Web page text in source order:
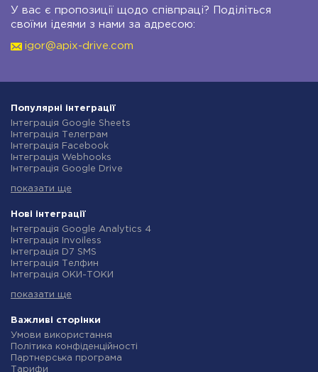
У вас є пропозиції щодо співпраці? Поділіться
своїми ідеями з нами за адресою:
igor@apix-drive.com
Популярні інтеграції
Інтеграція Google Sheets
Інтеграція Телеграм
Інтеграція Facebook
Інтеграція Webhooks
Інтеграція Google Drive
Інтеграція Gmail
Інтеграція Rozetka
Інтеграція OpenAI (ChatGPT)
Інтеграція Binotel
Інтеграція Prom
Інтеграція Приват24
Інтеграція OLX
Інтеграція SendPulse
Інтеграція Stream Telecom
Інтеграція Google Analytics
Інтеграція Creatio
Інтеграція Ringostat
показати ще
Нові інтеграції
Інтеграція Google Analytics 4
Інтеграція Invoiless
Інтеграція D7 SMS
Інтеграція Телфин
Інтеграція ОКИ-ТОКИ
Інтеграція Microsoft Dynamics 365
Інтеграція TxtSync
Інтеграція Wire2Air
Інтеграція Corezoid
Інтеграція Infobip
Інтеграція Instasent
показати ще
Важливі сторінки
Умови використання
Політика конфіденційності
Партнерська програма
Тарифи